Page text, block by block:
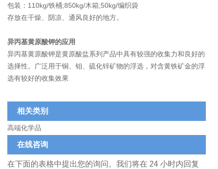
包装： 110kg/铁桶;850kg/木箱;50kg/编织袋
存放在干燥、阴凉、通风良好的地方。
异丙基黄原酸钾的应用
异丙基黄原酸钾是黄原酸盐系列产品中具有较强的收集力和良好的
选择性。广泛用于铜、钼、硫化锌矿物的浮选，对含黄铁矿金的浮
选有较好的收集效果
相关类别
高端化学品
在线咨询
在下面的表格中提出您的询问。我们将在 24 小时内回复